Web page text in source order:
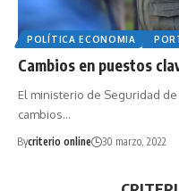
POLÍTICA ECONOMIA
Cambios en puestos
El ministerio de Seguridad
cambios…
Bycriterio online 30 marzo, 2022